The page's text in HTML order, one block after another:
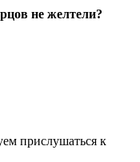
не желтели?
прислушаться к